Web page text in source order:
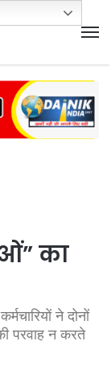
का
ने दोनों
परवाह न करते